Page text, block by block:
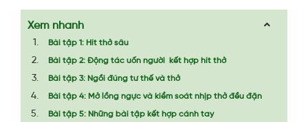
Xem nhanh
Bài tập 1: Hít thở sâu
Bài tập 2: Động tác uốn người kết hợp hít thở
Bài tập 3: Ngồi đúng tư thế và thở
Bài tập 4: Mở lồng ngực và kiểm soát nhịp thở đều đặn
Bài tập 5: Những bài tập kết hợp cánh tay